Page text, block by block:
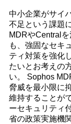
中小企業がサイ
不足という課題
MDRやCentral
も、強固なセキ
ティ対策を強化
たいとお考えの
い。 Sophos
脅威を最小限に
維持することが
ーセキュリティ
省の政策実施機